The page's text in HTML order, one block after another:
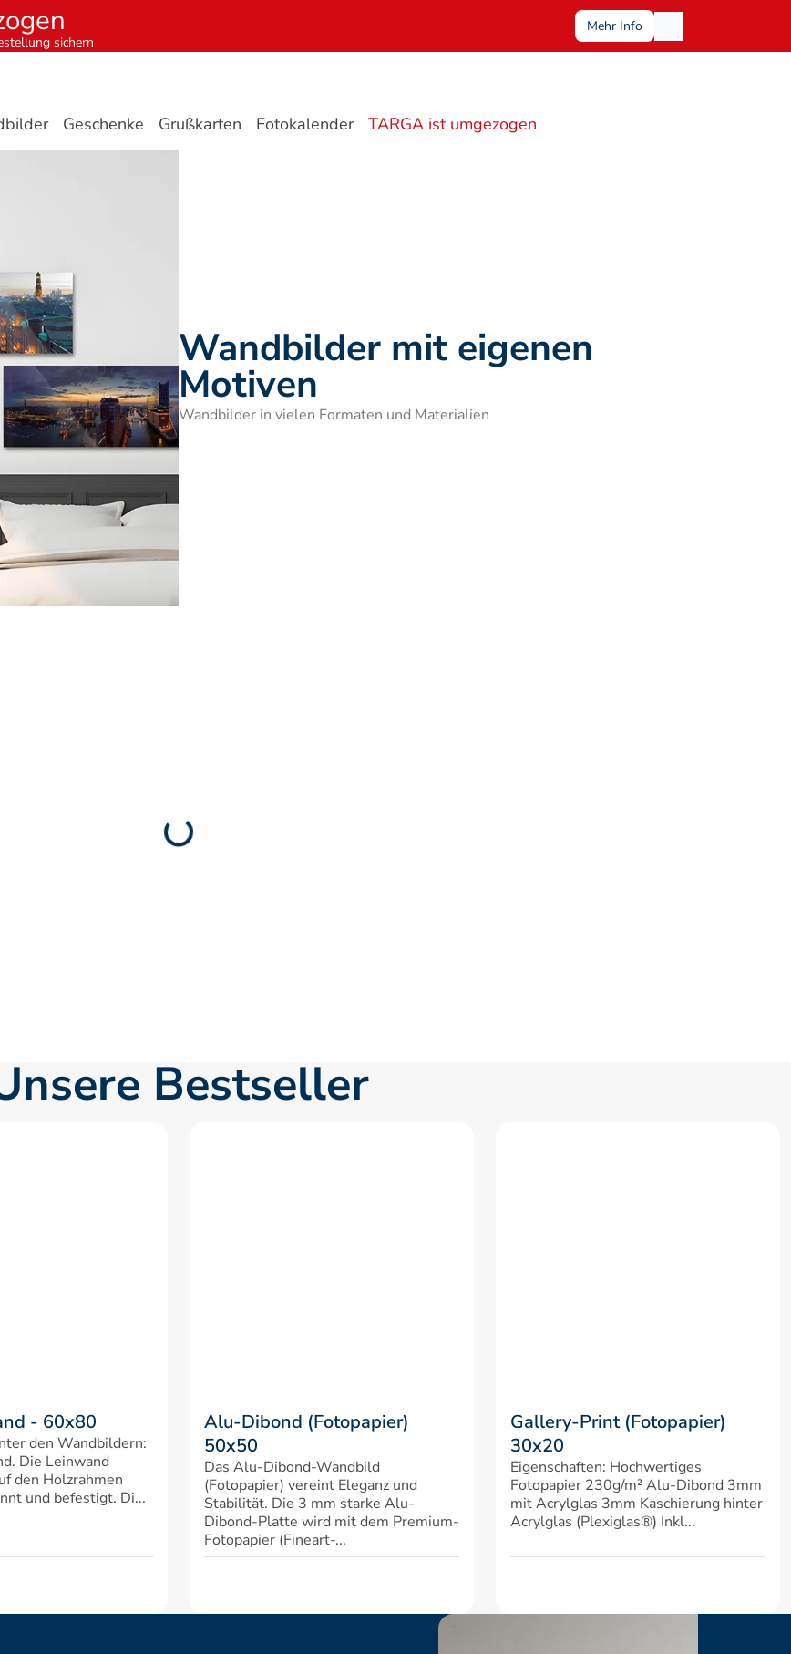
sichern
Mehr Info
Geschenke Grußkarten Fotokalender TARGA ist umgezogen
Wandbilder mit eigenen
Motiven
Wandbilder in vielen Formaten und Materialien
Bestseller
- 60x80
den Wandbildern:
Die Leinwand
den Holzrahmen
und befestigt. Di...
Alu-Dibond (Fotopapier)
50x50
Das Alu-Dibond-Wandbild
(Fotopapier) vereint Eleganz und
Stabilität. Die 3 mm starke Alu-
Dibond-Platte wird mit dem Premium-
Fotopapier (Fineart-...
Gallery-Print (Fotopapier)
30x20
Eigenschaften: Hochwertiges
Fotopapier 230g/m² Alu-Dibond 3mm
mit Acrylglas 3mm Kaschierung hinter
Acrylglas (Plexiglas®) Inkl...